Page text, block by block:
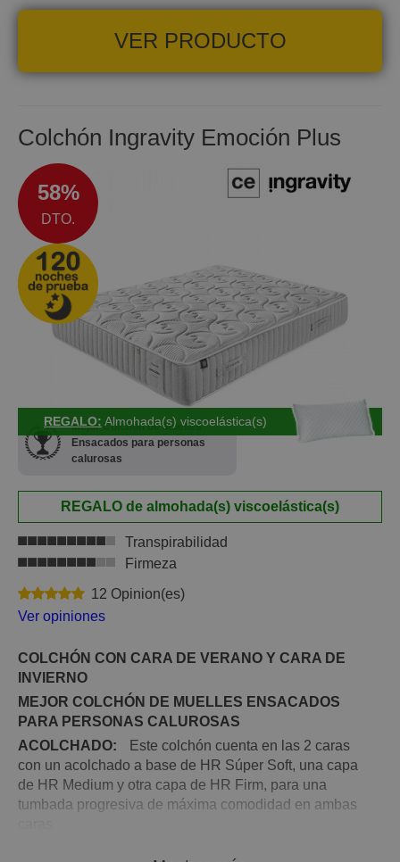
GARANTÍA: 10 años
VER PRODUCTO
Colchón Ingravity Emoción Plus
58%
DTO.
Mejor Colchón de Muelles
Ensacados para personas
calurosas
REGALO: Almohada(s) viscoelástica(s)
REGALO de almohada(s) viscoelástica(s)
Transpirabilidad
Firmeza
12 Opinion(es)
Ver opiniones
COLCHÓN CON CARA DE VERANO Y CARA DE
INVIERNO
MEJOR COLCHÓN DE MUELLES ENSACADOS
PARA PERSONAS CALUROSAS
ACOLCHADO:
Este colchón cuenta en las 2 caras
con un acolchado a base de HR Súper Soft, una capa
de HR Medium y otra capa de HR Firm, para una
tumbada progresiva de máxima comodidad en ambas